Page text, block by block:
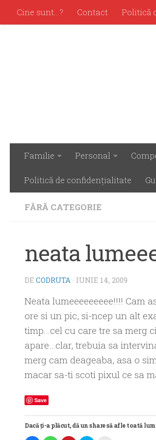
Cine sunt…? Contact Politică
Familie Personal
Politică de confidenţialitate
FĂRĂ CATEGORIE
neata
DE CODRUTA · IUNIE 14, 2009
Neata lumeeeeeeeee!!!! Cam
ore si un pic, si-ncep un alt
timp…cel cu care tre sa merg
apare…clar, trebuia sa
merg cam deageaba, asa o
macar sa-ti scoti pixul ce sa
Save
Dacă ți-a plăcut, dă un share să afle toată